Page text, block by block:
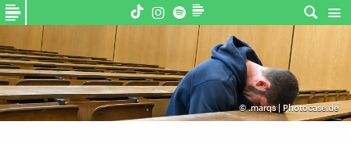
©.marqs | Photocase.de